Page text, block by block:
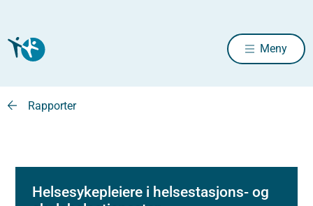
Meny
Rapporter
Helsesykepleiere i helsestasjons- og